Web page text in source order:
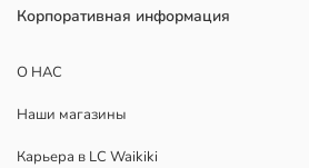
Корпоративная информация
О НАС
Наши магазины
Карьера в LC Waikiki